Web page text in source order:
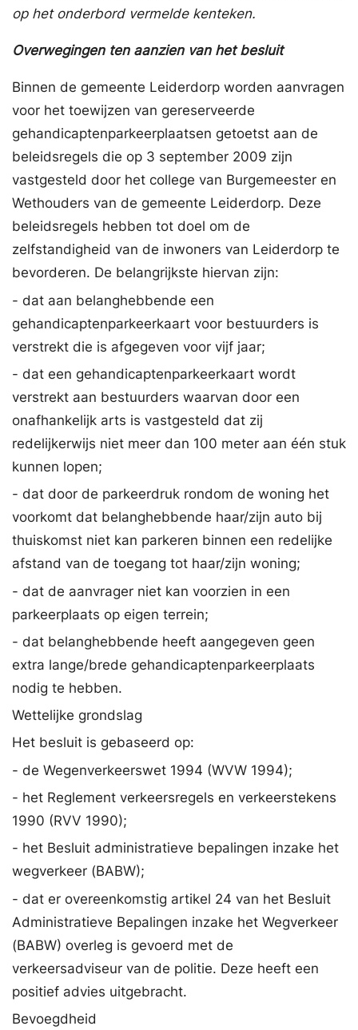
op het onderbord vermelde kenteken.
Overwegingen ten aanzien van het besluit
Binnen de gemeente Leiderdorp worden aanvragen
voor het toewijzen van gereserveerde
gehandicaptenparkeerplaatsen getoetst aan de
beleidsregels die op 3 september 2009 zijn
vastgesteld door het college van Burgemeester en
Wethouders van de gemeente Leiderdorp. Deze
beleidsregels hebben tot doel om de
zelfstandigheid van de inwoners van Leiderdorp te
bevorderen. De belangrijkste hiervan zijn:
- dat aan belanghebbende een
gehandicaptenparkeerkaart voor bestuurders is
verstrekt die is afgegeven voor vijf jaar;
- dat een gehandicaptenparkeerkaart wordt
verstrekt aan bestuurders waarvan door een
onafhankelijk arts is vastgesteld dat zij
redelijkerwijs niet meer dan 100 meter aan één stuk
kunnen lopen;
- dat door de parkeerdruk rondom de woning het
voorkomt dat belanghebbende haar/zijn auto bij
thuiskomst niet kan parkeren binnen een redelijke
afstand van de toegang tot haar/zijn woning;
- dat de aanvrager niet kan voorzien in een
parkeerplaats op eigen terrein;
- dat belanghebbende heeft aangegeven geen
extra lange/brede gehandicaptenparkeerplaats
nodig te hebben.
Wettelijke grondslag
Het besluit is gebaseerd op:
- de Wegenverkeerswet 1994 (WVW 1994);
- het Reglement verkeersregels en verkeerstekens
1990 (RVV 1990);
- het Besluit administratieve bepalingen inzake het
wegverkeer (BABW);
- dat er overeenkomstig artikel 24 van het Besluit
Administratieve Bepalingen inzake het Wegverkeer
(BABW) overleg is gevoerd met de
verkeersadviseur van de politie. Deze heeft een
positief advies uitgebracht.
Bevoegdheid